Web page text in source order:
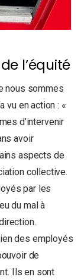
l’équité
nous sommes
vu en action : «
d’intervenir
avoir
aspects de
collective.
par les
du mal à
des employés
de
Ils en sont